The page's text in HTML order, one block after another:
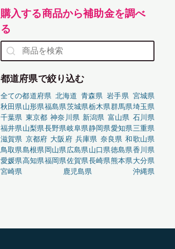
購入する商品から補助金を調べ
る
都道府県で絞り込む
全ての都道府県 北海道 青森県 岩手県 宮城県
秋田県山形県福島県茨城県栃木県群馬県埼玉県
千葉県 東京都 神奈川県 新潟県 富山県 石川県
福井県山梨県長野県岐阜県静岡県愛知県三重県
滋賀県 京都府 大阪府 兵庫県 奈良県 和歌山県
鳥取県島根県岡山県広島県山口県徳島県香川県
愛媛県高知県福岡県佐賀県長崎県熊本県大分県
宮崎県
鹿児島県 沖縄県